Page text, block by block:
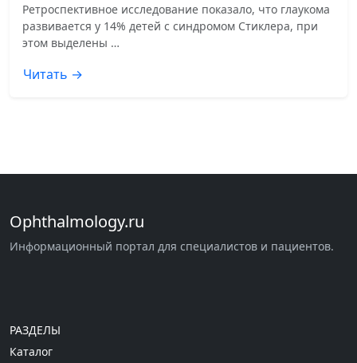
Ретроспективное исследование показало, что глаукома
развивается у 14% детей с синдромом Стиклера, при
этом выделены …
Читать →
Ophthalmology.ru
Информационный портал для специалистов и пациентов.
РАЗДЕЛЫ
Каталог